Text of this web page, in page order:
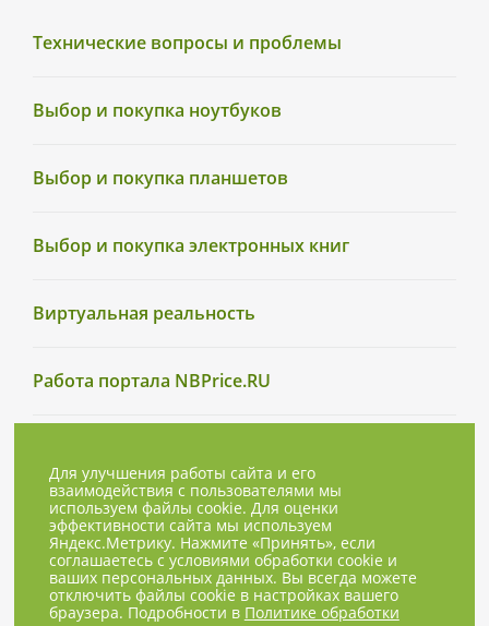
Технические вопросы и проблемы
Выбор и покупка ноутбуков
Выбор и покупка планшетов
Выбор и покупка электронных книг
Виртуальная реальность
Работа портала NBPrice.RU
Для улучшения работы сайта и его
взаимодействия с пользователями мы
используем файлы cookie. Для оценки
эффективности сайта мы используем
Яндекс.Метрику. Нажмите «Принять», если
соглашаетесь с условиями обработки cookie и
ваших персональных данных. Вы всегда можете
отключить файлы cookie в настройках вашего
браузера. Подробности в Политике обработки